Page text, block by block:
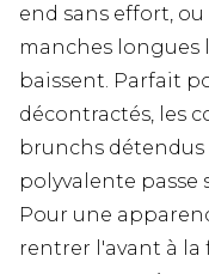
end sans effort,
manches longues
baissent. Parfait
décontractés, les
brunchs détendus
polyvalente passe
Pour une
rentrer l'avant à